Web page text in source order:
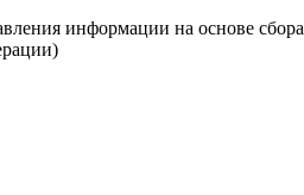
информации на основе